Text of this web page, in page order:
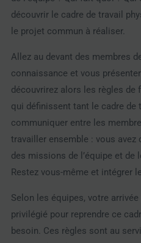
découvrir le cadre de travail
le projet commun à réaliser.
Allez au devant des membres
connaissance et vous
découvrirez alors les règles de
qui définissent tant le cadre de
communiquer entre les
travailler ensemble : vous
des missions de l’équipe et
Restez vous-même et intégrer
Selon les équipes, votre
privilégié pour reprendre ce
besoin. Ces règles sont au